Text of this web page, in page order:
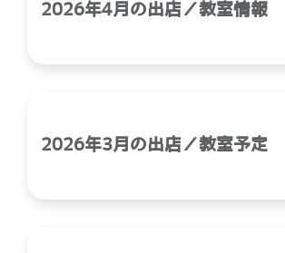
2026年4月の出店／教室情報
2026年3月の出店／教室予定